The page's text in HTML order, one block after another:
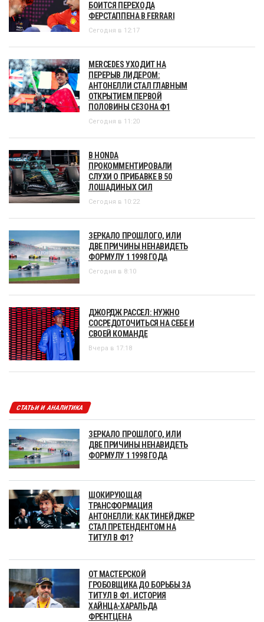
БОИТСЯ ПЕРЕХОДА
ФЕРСТАППЕНА В FERRARI
Сегодня в 12:17
MERCEDES УХОДИТ НА
ПЕРЕРЫВ ЛИДЕРОМ:
АНТОНЕЛЛИ СТАЛ ГЛАВНЫМ
ОТКРЫТИЕМ ПЕРВОЙ
ПОЛОВИНЫ СЕЗОНА Ф1
Сегодня в 11:20
В HONDA
ПРОКОММЕНТИРОВАЛИ
СЛУХИ О ПРИБАВКЕ В 50
ЛОШАДИНЫХ СИЛ
Сегодня в 10:22
ЗЕРКАЛО ПРОШЛОГО, ИЛИ
ДВЕ ПРИЧИНЫ НЕНАВИДЕТЬ
ФОРМУЛУ 1 1998 ГОДА
Сегодня в 8:10
ДЖОРДЖ РАССЕЛ: НУЖНО
СОСРЕДОТОЧИТЬСЯ НА СЕБЕ И
СВОЕЙ КОМАНДЕ
Вчера в 17:18
СТАТЬИ И АНАЛИТИКА
ЗЕРКАЛО ПРОШЛОГО, ИЛИ
ДВЕ ПРИЧИНЫ НЕНАВИДЕТЬ
ФОРМУЛУ 1 1998 ГОДА
ШОКИРУЮЩАЯ
ТРАНСФОРМАЦИЯ
АНТОНЕЛЛИ: КАК ТИНЕЙДЖЕР
СТАЛ ПРЕТЕНДЕНТОМ НА
ТИТУЛ В Ф1?
ОТ МАСТЕРСКОЙ
ГРОБОВЩИКА ДО БОРЬБЫ ЗА
ТИТУЛ В Ф1. ИСТОРИЯ
ХАЙНЦА-ХАРАЛЬДА
ФРЕНТЦЕНА